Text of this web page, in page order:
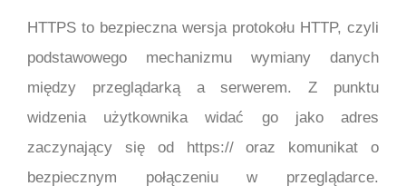
HTTPS to bezpieczna wersja protokołu HTTP, czyli
podstawowego mechanizmu wymiany danych
między przeglądarką a serwerem. Z punktu
widzenia użytkownika widać go jako adres
zaczynający się od https:// oraz komunikat o
bezpiecznym połączeniu w przeglądarce.